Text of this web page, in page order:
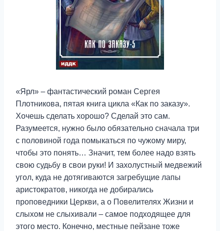
«Ярл» – фантастический роман Сергея
Плотникова, пятая книга цикла «Как по заказу».
Хочешь сделать хорошо? Сделай это сам.
Разумеется, нужно было обязательно сначала три
с половиной года помыкаться по чужому миру,
чтобы это понять… Значит, тем более надо взять
свою судьбу в свои руки! И захолустный медвежий
угол, куда не дотягиваются загребущие лапы
аристократов, никогда не добирались
проповедники Церкви, а о Повелителях Жизни и
слыхом не слыхивали – самое подходящее для
этого место. Конечно, местные пейзане тоже